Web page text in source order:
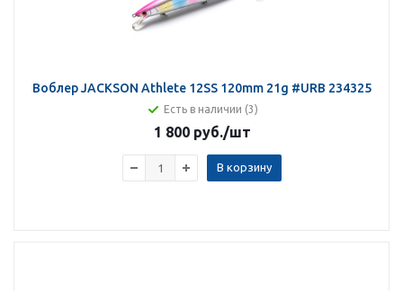
Воблер JACKSON Athlete 12SS 120mm 21g #URB 234325
Есть в наличии (3)
1 800 руб./шт
В корзину